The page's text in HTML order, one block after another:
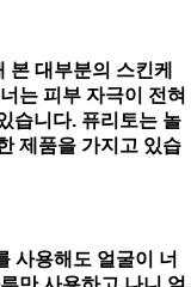
대부분의 스킨케
는 피부 자극이 전혀
습니다. 퓨리토는 놀
제품을 가지고 있습
사용해도 얼굴이 너